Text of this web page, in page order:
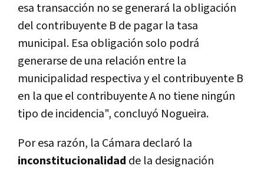
esa transacción no se generará la obligación
del contribuyente B de pagar la tasa
municipal. Esa obligación solo podrá
generarse de una relación entre la
municipalidad respectiva y el contribuyente B
en la que el contribuyente A no tiene ningún
tipo de incidencia", concluyó Nogueira.
Por esa razón, la Cámara declaró la
inconstitucionalidad de la designación